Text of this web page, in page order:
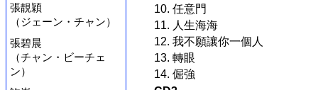
張靚穎
（ジェーン・チャン）
張碧晨
（チャン・ビーチェ
ン）
10. 任意門
11. 人生海海
12. 我不願讓你一個人
13. 轉眼
14. 倔強